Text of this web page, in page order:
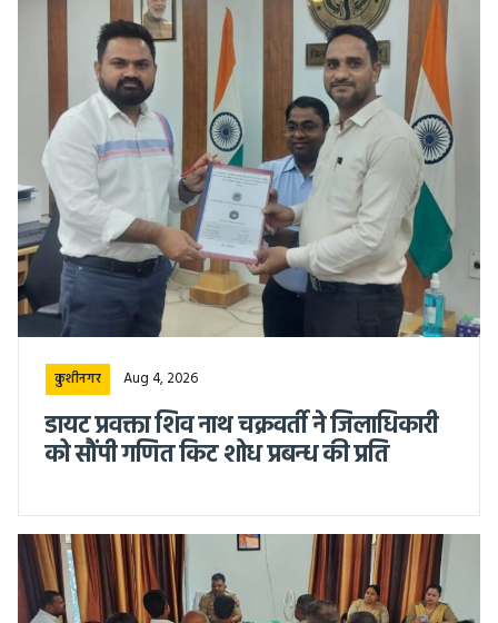
कुशीनगर Aug 4, 2026
डायट प्रवक्ता शिव नाथ चक्रवर्ती ने जिलाधिकारी
को सौंपी गणित किट शोध प्रबन्ध की प्रति